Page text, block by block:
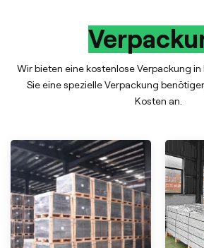
Wir bieten eine kostenlose Verpackung in
Sie eine spezielle Verpackung
Kosten an.